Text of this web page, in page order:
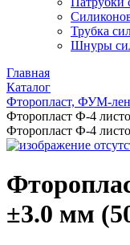
Трубка
Шнуры
Главная
Каталог
Фторопласт, ФУМ-
Фторопласт Ф-4
Фторопласт Ф-4
±3.0 мм